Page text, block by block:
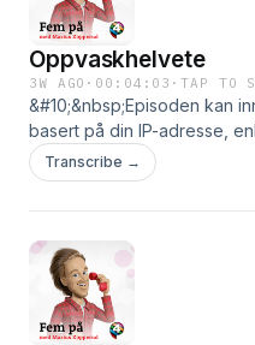
Oppvaskhelvete
3W AGO · 00:04:03 ·TAP TO
&#10;&nbsp;Episoden kan
basert på din IP-adresse,
smartpod.no/personvern
deling av data.
Transcribe →